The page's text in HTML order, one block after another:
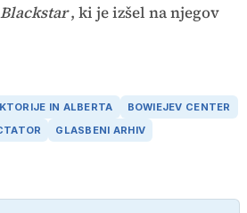
Blackstar, ki je izšel na njegov
IN ALBERTA
BOWIEJEV CENTER
GLASBENI ARHIV